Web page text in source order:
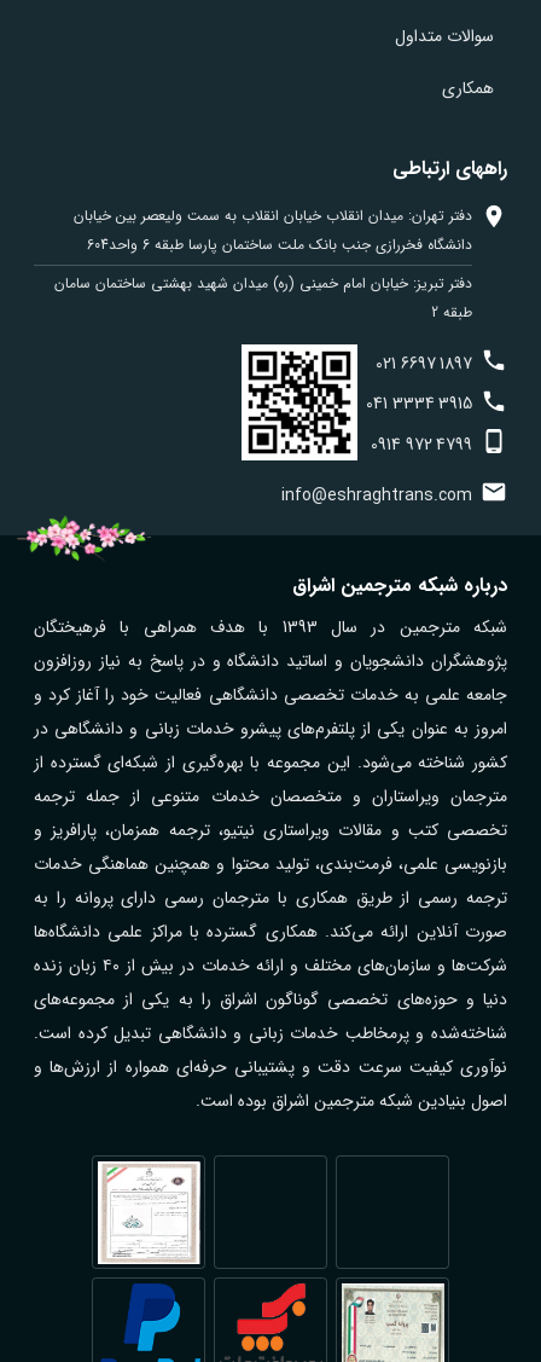
سوالات متداول
همکاری
راههای ارتباطی
دفتر تهران: میدان انقلاب خیابان انقلاب به سمت ولیعصر بین خیابان
دانشگاه فخررازی جنب بانک ملت ساختمان پارسا طبقه 6 واحد604
دفتر تبریز: خیابان امام خمینی (ره) میدان شهید بهشتی ساختمان سامان
طبقه 2
021 66971897
041 33343915
0914 9724799
info@eshraghtrans.com
درباره شبکه مترجمین اشراق
شبکه مترجمین در سال 1393 با هدف همراهی با فرهیختگان
پژوهشگران دانشجویان و اساتید دانشگاه و در پاسخ به نیاز روزافزون
جامعه علمی به خدمات تخصصی دانشگاهی فعالیت خود را آغاز کرد و
امروز به عنوان یکی از پلتفرم‌های پیشرو خدمات زبانی و دانشگاهی در
کشور شناخته می‌شود. این مجموعه با بهره‌گیری از شبکه‌ای گسترده از
مترجمان ویراستاران و متخصصان خدمات متنوعی از جمله ترجمه
تخصصی کتب و مقالات ویراستاری نیتیو، ترجمه همزمان، پارافریز و
بازنویسی علمی، فرمت‌بندی، تولید محتوا و همچنین هماهنگی خدمات
ترجمه رسمی از طریق همکاری با مترجمان رسمی دارای پروانه را به
صورت آنلاین ارائه می‌کند. همکاری گسترده با مراکز علمی دانشگاه‌ها
شرکت‌ها و سازمان‌های مختلف و ارائه خدمات در بیش از ۴۰ زبان زنده
دنیا و حوزه‌های تخصصی گوناگون اشراق را به یکی از مجموعه‌های
شناخته‌شده و پرمخاطب خدمات زبانی و دانشگاهی تبدیل کرده است.
نوآوری کیفیت سرعت دقت و پشتیبانی حرفه‌ای همواره از ارزش‌ها و
اصول بنیادین شبکه مترجمین اشراق بوده است.